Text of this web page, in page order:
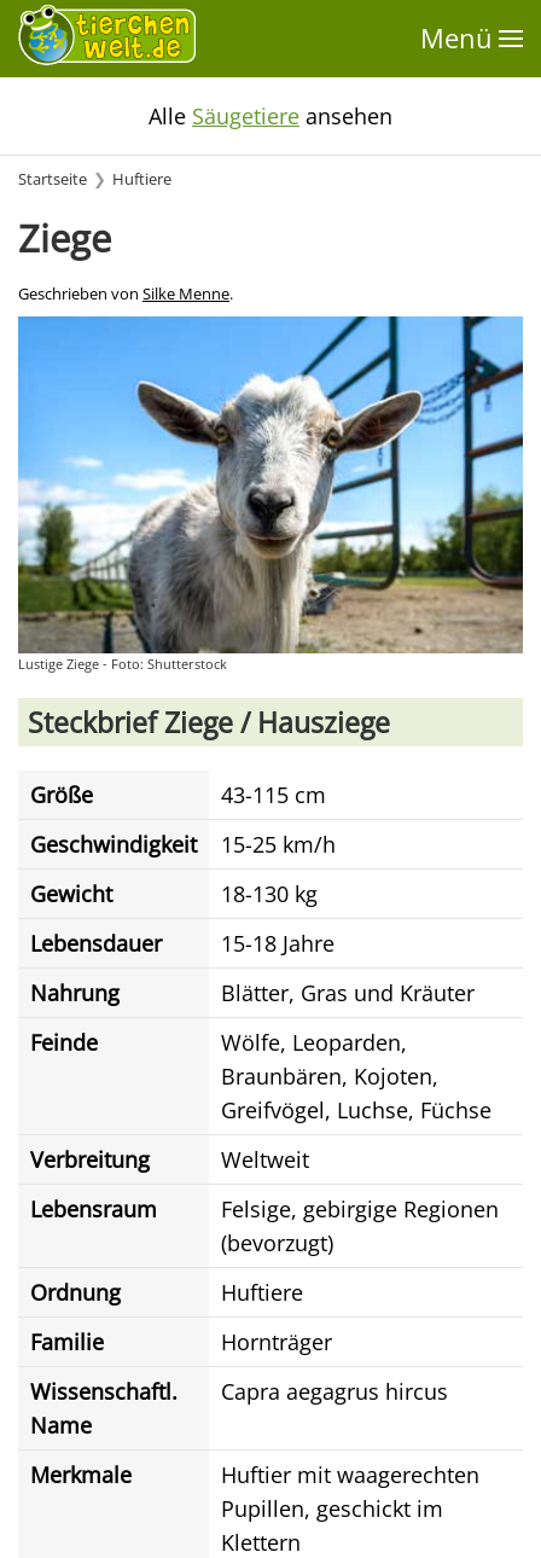
Menü
Alle Säugetiere ansehen
Startseite Huftiere
Ziege
Geschrieben von Silke Menne.
Lustige Ziege - Foto: Shutterstock
Steckbrief Ziege / Hausziege
Größe
43-115 cm
Geschwindigkeit
15-25 km/h
Gewicht
18-130 kg
Lebensdauer
15-18 Jahre
Nahrung
Blätter, Gras und Kräuter
Feinde
Wölfe, Leoparden,
Braunbären, Kojoten,
Greifvögel, Luchse, Füchse
Verbreitung
Weltweit
Lebensraum
Felsige, gebirgige Regionen
(bevorzugt)
Ordnung
Huftiere
Familie
Hornträger
Wissenschaftl.
Name
Capra aegagrus hircus
Merkmale
Huftier mit waagerechten
Pupillen, geschickt im
Klettern